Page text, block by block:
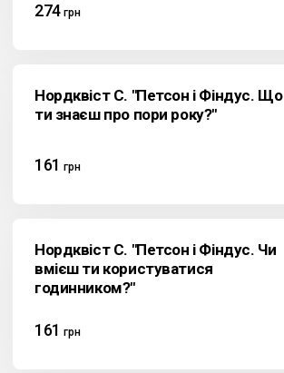
274 грн
Нордквiст С. "Петсон і Фіндус. Що
ти знаєш про пори року?"
161 грн
Нордквiст С. "Петсон і Фіндус. Чи
вмієш ти користуватися
годинником?"
161 грн